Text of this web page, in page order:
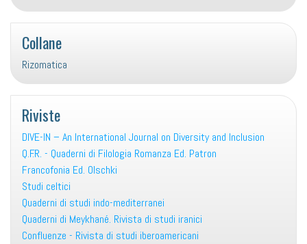
Collane
Rizomatica
Riviste
DIVE-IN – An International Journal on Diversity and Inclusion
Q.F.R. - Quaderni di Filologia Romanza Ed. Patron
Francofonia Ed. Olschki
Studi celtici
Quaderni di studi indo-mediterranei
Quaderni di Meykhané. Rivista di studi iranici
Confluenze - Rivista di studi iberoamericani